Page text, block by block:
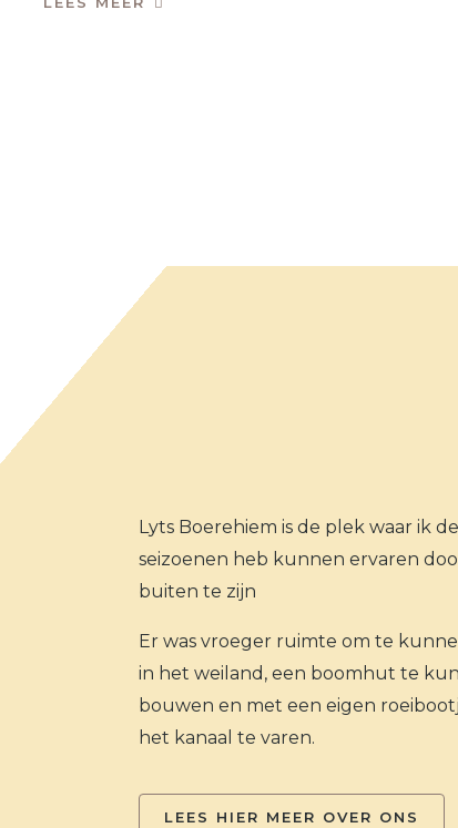
Lyts Boerehiem is de plek waar ik de
seizoenen heb kunnen ervaren
buiten te zijn
Er was vroeger ruimte om te
in het weiland, een boomhut te
bouwen en met een eigen
het kanaal te varen.
LEES HIER MEER OVER ONS